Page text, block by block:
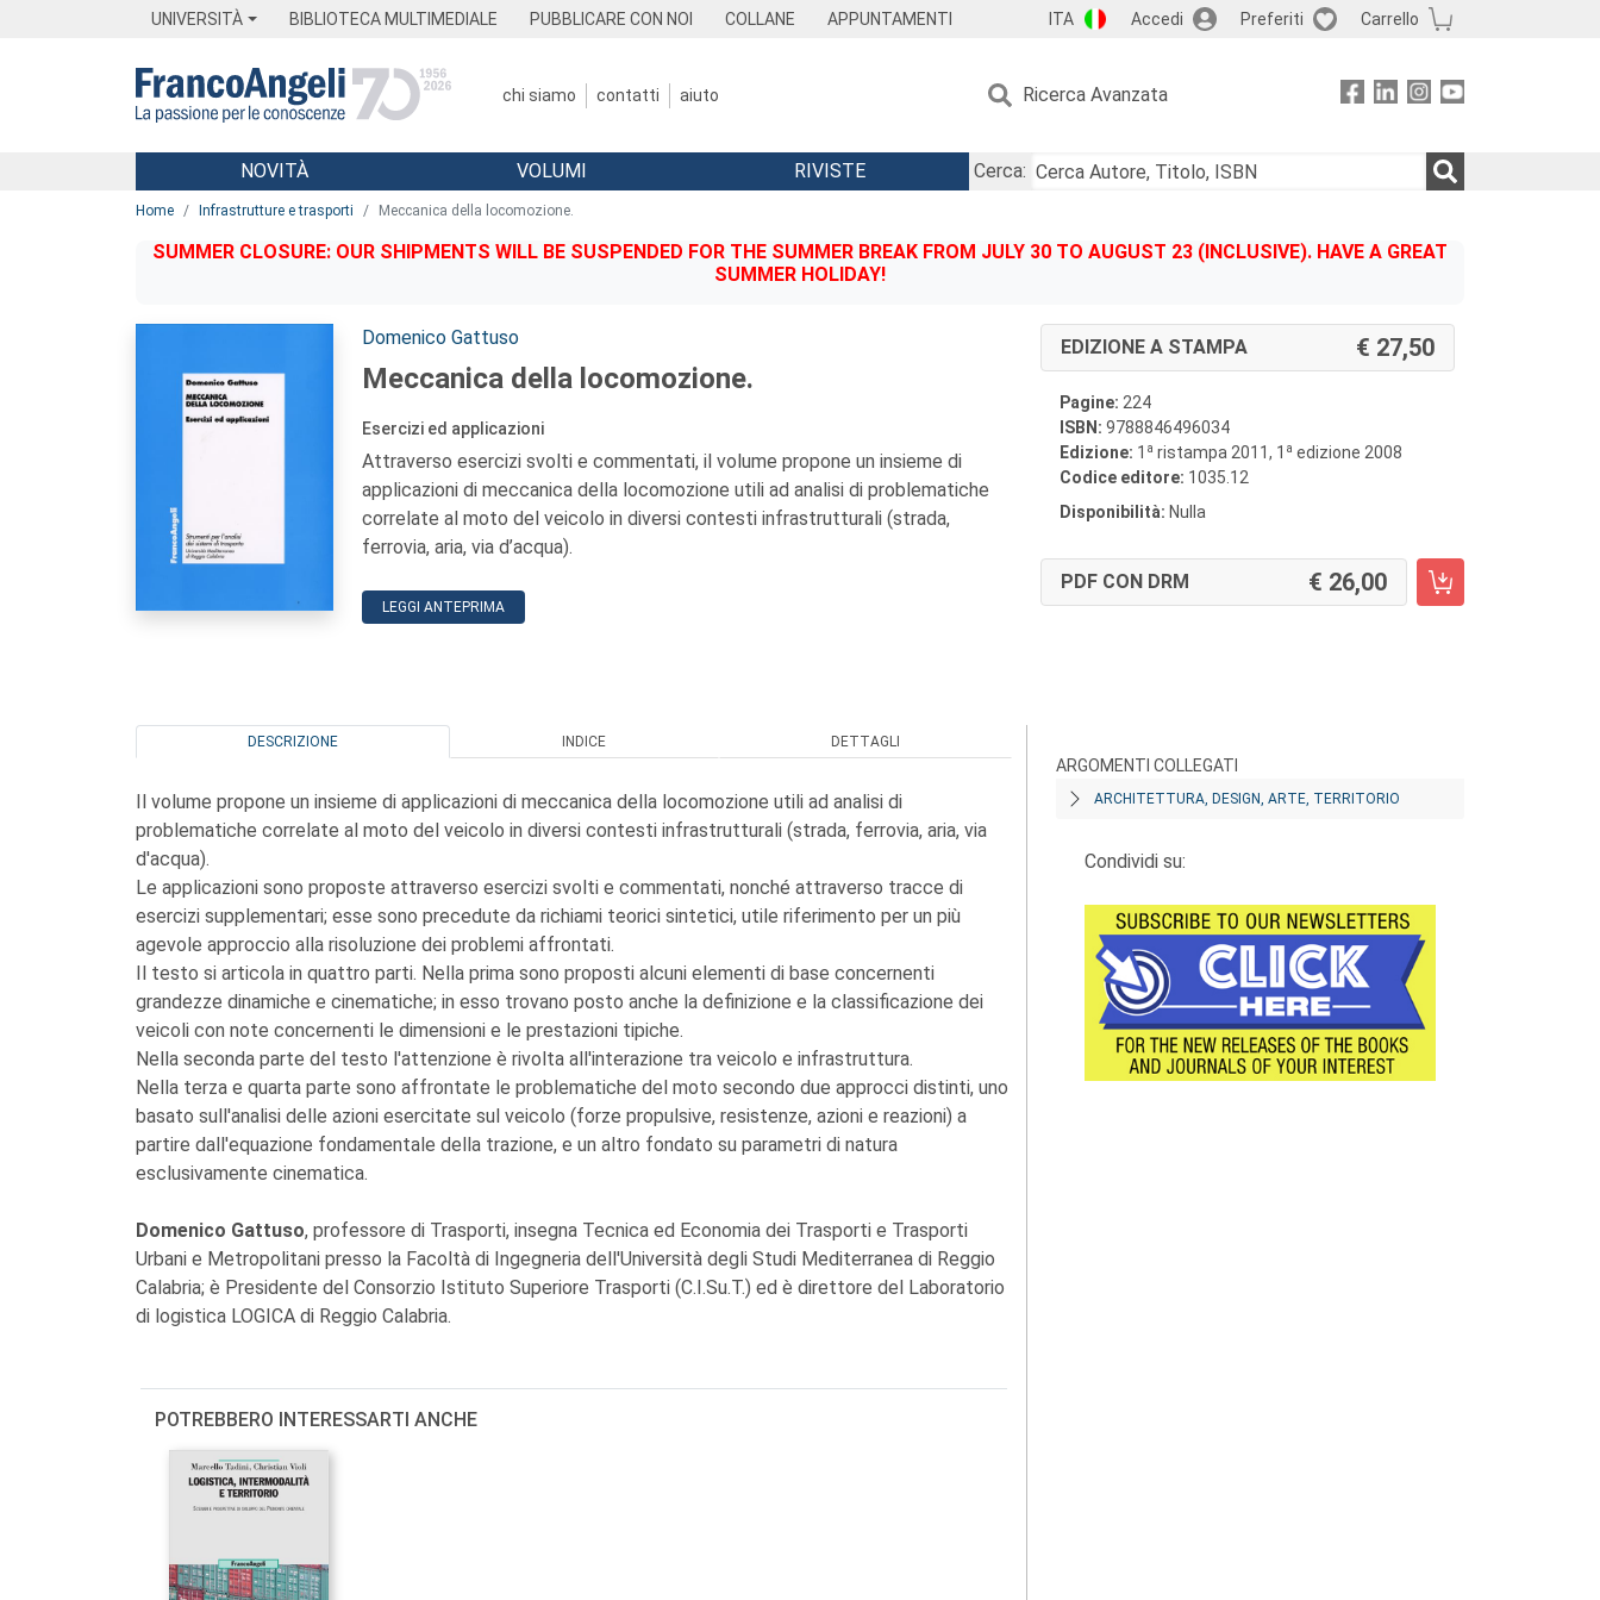
UNIVERSITÀ BIBLIOTECA MULTIMEDIALE PUBBLICARE CON NOI COLLANE APPUNTAMENTI ITA Accedi Preferiti Carrello
chi siamo contatti aiuto Ricerca Avanzata
Menu
NOVITÀ VOLUMI RIVISTE
Cerca:
Home Infrastrutture e trasporti Meccanica della locomozione.
SUMMER CLOSURE: OUR SHIPMENTS WILL BE SUSPENDED FOR THE SUMMER BREAK FROM JULY 30 TO AUGUST 23 (INCLUSIVE). HAVE A GREAT
SUMMER HOLIDAY!
Autori:
Domenico Gattuso
Meccanica della locomozione.
Esercizi ed applicazioni
Attraverso esercizi svolti e commentati, il volume propone un insieme di
applicazioni di meccanica della locomozione utili ad analisi di problematiche
correlate al moto del veicolo in diversi contesti infrastrutturali (strada,
ferrovia, aria, via d’acqua).
LEGGI ANTEPRIMA
EDIZIONE A STAMPA 27,50
Pagine: 224
ISBN: 9788846496034
Edizione: 1 a ristampa 2011, 1 a edizione 2008
Codice editore: 1035.12
Disponibilità: Nulla
PDF CON DRM 26,00
DESCRIZIONE INDICE DETTAGLI
Il volume propone un insieme di applicazioni di meccanica della locomozione utili ad analisi di
problematiche correlate al moto del veicolo in diversi contesti infrastrutturali (strada, ferrovia, aria, via
d'acqua).
Le applicazioni sono proposte attraverso esercizi svolti e commentati, nonché attraverso tracce di
esercizi supplementari; esse sono precedute da richiami teorici sintetici, utile riferimento per un più
agevole approccio alla risoluzione dei problemi affrontati.
Il testo si articola in quattro parti. Nella prima sono proposti alcuni elementi di base concernenti
grandezze dinamiche e cinematiche; in esso trovano posto anche la definizione e la classificazione dei
veicoli con note concernenti le dimensioni e le prestazioni tipiche.
Nella seconda parte del testo l'attenzione è rivolta all'interazione tra veicolo e infrastruttura.
Nella terza e quarta parte sono affrontate le problematiche del moto secondo due approcci distinti, uno
basato sull'analisi delle azioni esercitate sul veicolo (forze propulsive, resistenze, azioni e reazioni) a
partire dall'equazione fondamentale della trazione, e un altro fondato su parametri di natura
esclusivamente cinematica.
Domenico Gattuso, professore di Trasporti, insegna Tecnica ed Economia dei Trasporti e Trasporti
Urbani e Metropolitani presso la Facoltà di Ingegneria dell'Università degli Studi Mediterranea di Reggio
Calabria; è Presidente del Consorzio Istituto Superiore Trasporti (C.I.Su.T.) ed è direttore del Laboratorio
di logistica LOGICA di Reggio Calabria.
POTREBBERO INTERESSARTI ANCHE
ARGOMENTI COLLEGATI
ARCHITETTURA, DESIGN, ARTE, TERRITORIO
Condividi su: